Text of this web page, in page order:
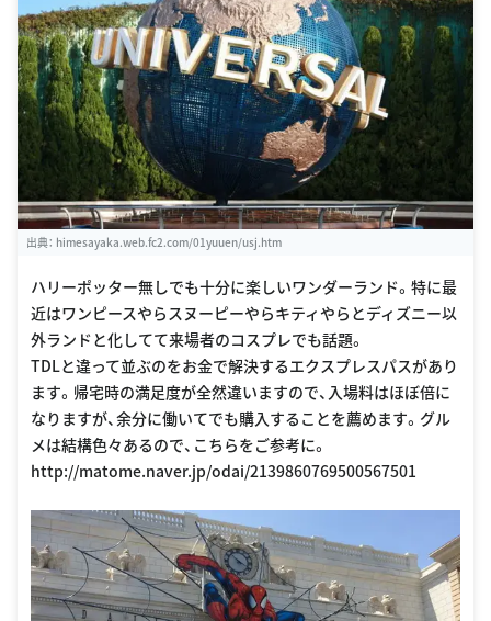
出典： himesayaka.web.fc2.com/01yuuen/usj.htm
ハリーポッター無しでも十分に楽しいワンダーランド。特に最
近はワンピースやらスヌーピーやらキティやらとディズニー以
外ランドと化してて来場者のコスプレでも話題。
TDLと違って並ぶのをお金で解決するエクスプレスパスがあり
ます。帰宅時の満足度が全然違いますので、入場料はほぼ倍に
なりますが、余分に働いてでも購入することを薦めます。グル
メは結構色々あるので、こちらをご参考に。
http://matome.naver.jp/odai/2139860769500567501